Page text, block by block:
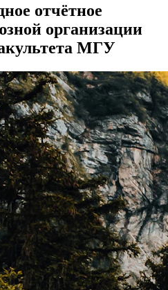
отчётное
организации
МГУ